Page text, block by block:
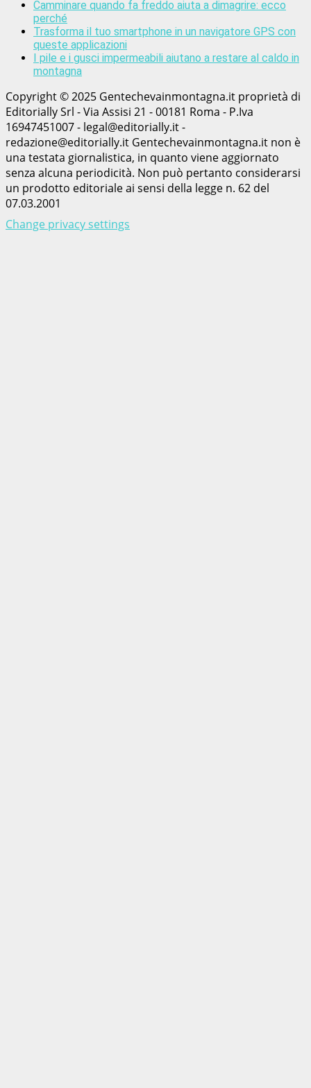
Camminare quando fa freddo aiuta a dimagrire: ecco
perché
Trasforma il tuo smartphone in un navigatore GPS con
queste applicazioni
I pile e i gusci impermeabili aiutano a restare al caldo in
montagna
Copyright © 2025 Gentechevainmontagna.it proprietà di
Editorially Srl - Via Assisi 21 - 00181 Roma - P.Iva
16947451007 - legal@editorially.it -
redazione@editorially.it Gentechevainmontagna.it non è
una testata giornalistica, in quanto viene aggiornato
senza alcuna periodicità. Non può pertanto considerarsi
un prodotto editoriale ai sensi della legge n. 62 del
07.03.2001
Change privacy settings